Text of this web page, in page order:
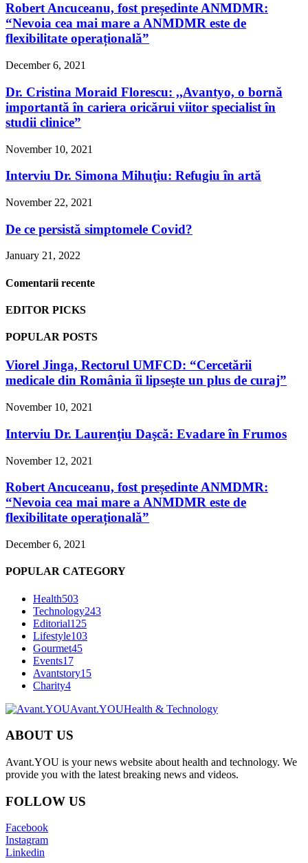
Robert Ancuceanu, fost președinte ANMDMR:
“Nevoia cea mai mare a ANMDMR este de
flexibilitate operațională”
December 6, 2021
Dr. Cristina Moraid Florescu: ,,Avantyo, o bornă
importantă în cariera oricărui viitor specialist în
studii clinice”
November 10, 2021
Interviu Dr. Simona Mihuţiu: Refugiu în artă
November 22, 2021
De ce persistă simptomele Covid?
January 21, 2022
Comentarii recente
EDITOR PICKS
POPULAR POSTS
Viorel Jinga, Rectorul UMFCD: “Cercetării
medicale din România îi lipsește un plus de curaj”
November 10, 2021
Interviu Dr. Laurenţiu Daşcă: Evadare în Frumos
November 12, 2021
Robert Ancuceanu, fost președinte ANMDMR:
“Nevoia cea mai mare a ANMDMR este de
flexibilitate operațională”
December 6, 2021
POPULAR CATEGORY
Health503
Technology243
Editorial125
Lifestyle103
Gourmet45
Events17
Avantstory15
Charity4
Avant.YOUHealth & Technology
ABOUT US
Avant.YOU is your news website about health and technology. We
provide you with the latest breaking news and videos.
FOLLOW US
Facebook
Instagram
Linkedin